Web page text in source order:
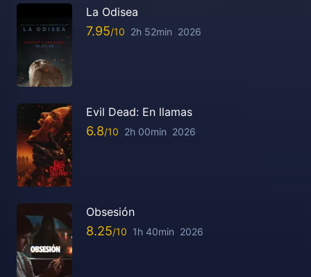
La Odisea
7.95 2h 52min 2026
Evil Dead: En llamas
6.8 2h 00min 2026
Obsesión
8.25 1h 40min 2026